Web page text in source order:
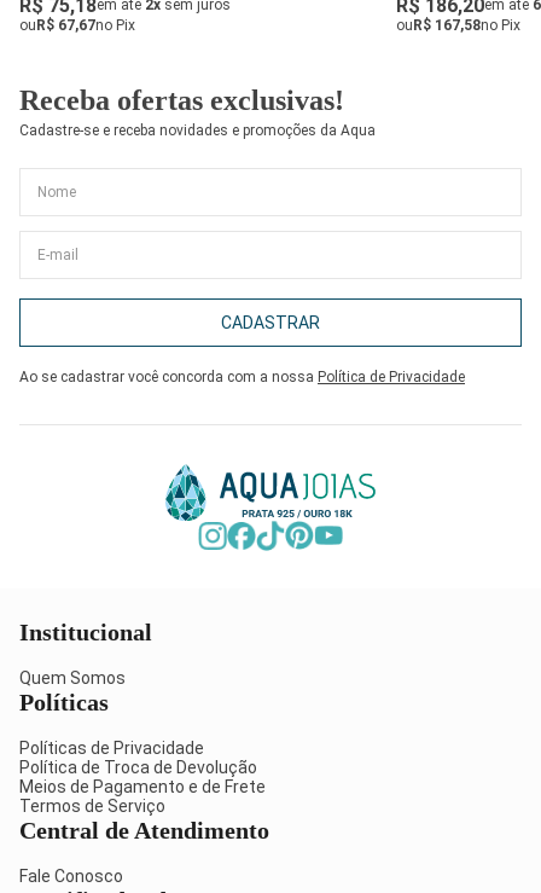
R$ 75,18em até 2x sem juros
ouR$ 67,67no Pix
R$ 186,20em até
ouR$ 167,58no Pix
Receba ofertas exclusivas!
Cadastre-se e receba novidades e promoções da Aqua
CADASTRAR
Ao se cadastrar você concorda com a nossa Política de Privacidade
Institucional
Quem Somos
Políticas
Políticas de Privacidade
Política de Troca de Devolução
Meios de Pagamento e de Frete
Termos de Serviço
Central de Atendimento
Fale Conosco